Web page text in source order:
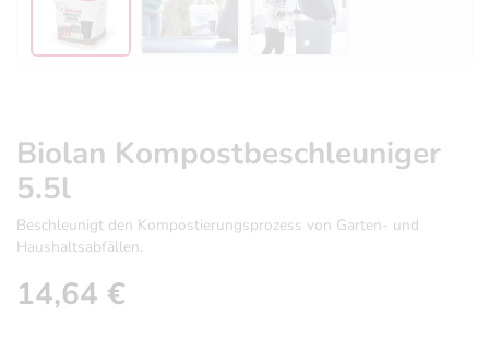
Biolan Kompostbeschleuniger
5.5l
Beschleunigt den Kompostierungsprozess von Garten- und
Haushaltsabfällen.
14,64 €